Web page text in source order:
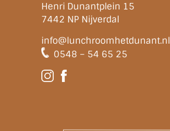
Henri Dunantplein 15
7442 NP Nijverdal
info@lunchroomhetdunant.nl
0548 – 54 65 25